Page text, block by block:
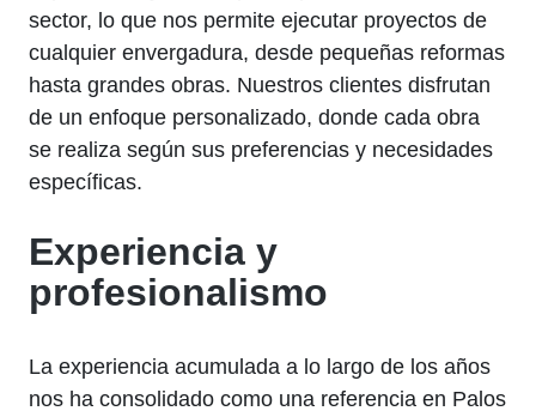
sector, lo que nos permite ejecutar proyectos de
cualquier envergadura, desde pequeñas reformas
hasta grandes obras. Nuestros clientes disfrutan
de un enfoque personalizado, donde cada obra
se realiza según sus preferencias y necesidades
específicas.
Experiencia y
profesionalismo
La experiencia acumulada a lo largo de los años
nos ha consolidado como una referencia en Palos